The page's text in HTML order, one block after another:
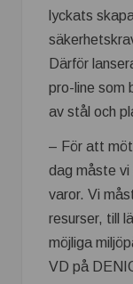
lyckats
Därför
pro-line som
av stål och
– För att
dag måste
varor. Vi
resurser, till
möjliga
VD på